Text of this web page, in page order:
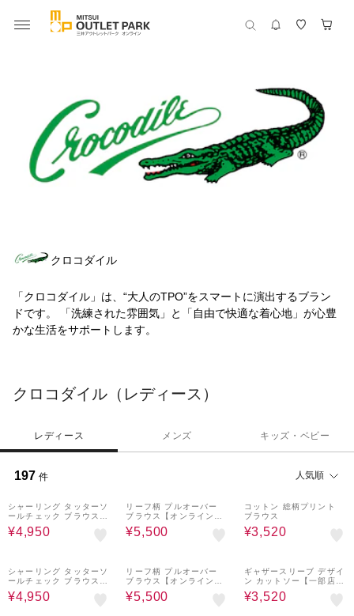
クロコダイル
「クロコダイル」は、“大人のTPO”をスマートに演出するブラン
ドです。 「洗練された雰囲気」と「自由で快適な着心地」が心豊
かな生活をサポートします。
クロコダイル（レディース）
レディース メンズ キッズ・ベビー
197 件 人気順
シャーリング タッターソ
ールチェック ブラウス
【一部店舗限定】
¥4,950
リーフ柄 プルオーバー
ブラウス【オンラインシ
ョップ・一部店舗限定】
¥5,500
コットン 総柄プリント
ブラウス
¥3,520
シャーリング タッターソ
ールチェック ブラウス
【一部店舗限定】
¥4,950
リーフ柄 プルオーバー
ブラウス【オンラインシ
ョップ・一部店舗限定】
¥5,500
ギャザースリーブ デザイ
ン カットソー【一部店舗
限定】
¥3,520